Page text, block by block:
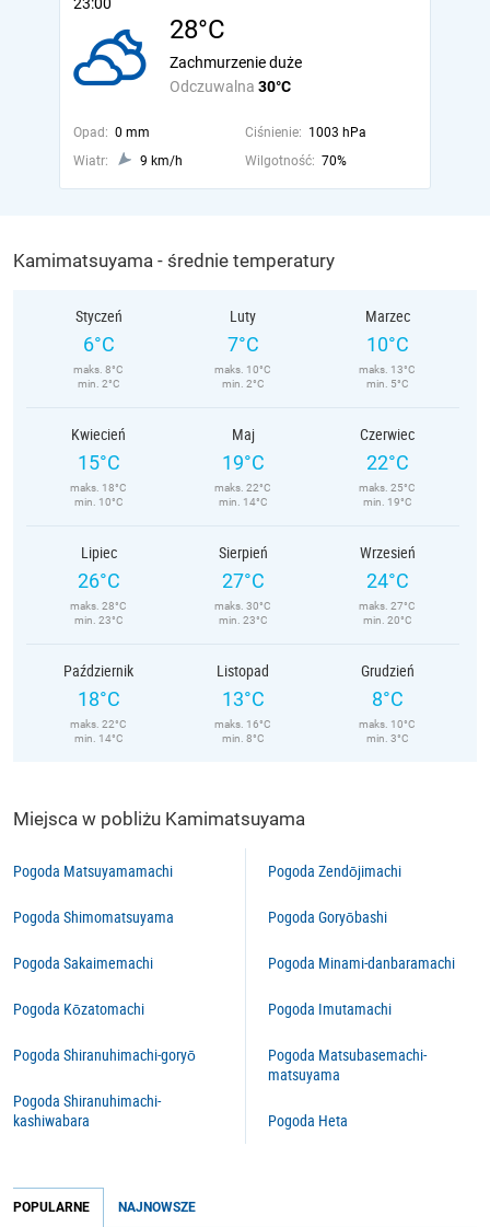
28°C
Odczuwalna 30°C
Zachmurzenie duże
Opad: 0 mm Ciśnienie: 1003 hPa
Wiatr:
9 km/h Wilgotność: 70%
Kamimatsuyama - średnie temperatury
Styczeń
6°C
maks. 8°C
min. 2°C
Luty
7°C
maks. 10°C
min. 2°C
Marzec
10°C
maks. 13°C
min. 5°C
Kwiecień
15°C
maks. 18°C
min. 10°C
Maj
19°C
maks. 22°C
min. 14°C
Czerwiec
22°C
maks. 25°C
min. 19°C
Lipiec
26°C
maks. 28°C
min. 23°C
Sierpień
27°C
maks. 30°C
min. 23°C
Wrzesień
24°C
maks. 27°C
min. 20°C
Październik
18°C
maks. 22°C
min. 14°C
Listopad
13°C
maks. 16°C
min. 8°C
Grudzień
8°C
maks. 10°C
min. 3°C
Miejsca w pobliżu Kamimatsuyama
Pogoda Matsuyamamachi
Pogoda Shimomatsuyama
Pogoda Sakaimemachi
Pogoda Kōzatomachi
Pogoda Shiranuhimachi-goryō
Pogoda Shiranuhimachi-
kashiwabara
Pogoda Zendōjimachi
Pogoda Goryōbashi
Pogoda Minami-danbaramachi
Pogoda Imutamachi
Pogoda Matsubasemachi-
matsuyama
Pogoda Heta
POPULARNE NAJNOWSZE